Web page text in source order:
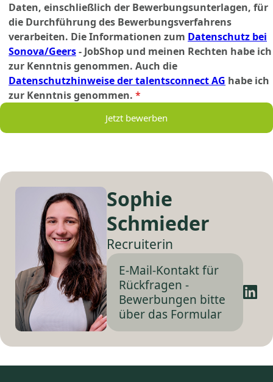
Daten, einschließlich der Bewerbungsunterlagen, für
die Durchführung des Bewerbungsverfahrens
verarbeiten. Die Informationen zum Datenschutz bei
Sonova/Geers- JobShop und meinen Rechten habe ich
zur Kenntnis genommen. Auch die
Datenschutzhinweise der talentsconnect AG habe ich
zur Kenntnis genommen. *
Jetzt bewerben
Sophie
Schmieder
Recruiterin
E-Mail-Kontakt für
Rückfragen -
Bewerbungen bitte
über das Formular